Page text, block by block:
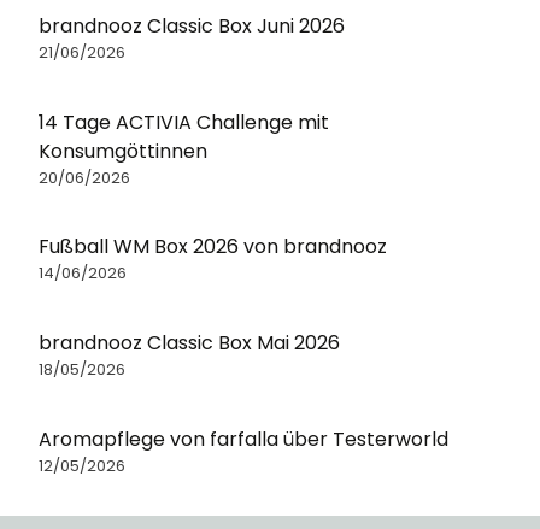
brandnooz Classic Box Juni 2026
21/06/2026
14 Tage ACTIVIA Challenge mit
Konsumgöttinnen
20/06/2026
Fußball WM Box 2026 von brandnooz
14/06/2026
brandnooz Classic Box Mai 2026
18/05/2026
Aromapflege von farfalla über Testerworld
12/05/2026